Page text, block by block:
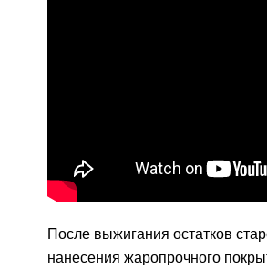
После выжигания остатков
нанесения жаропрочного